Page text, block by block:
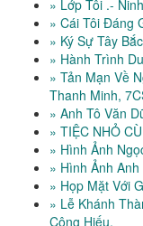
» Lớp Tôi .-
» Cái Tôi Đáng
» Ký Sự Tây
» Hành Trình
» Tản Mạn Về
Thanh Minh,
» Anh Tô Văn
» TIỆC NHỎ
» Hình Ảnh
» Hình Ảnh
» Họp Mặt Với
» Lễ Khánh
Công Hiếu.